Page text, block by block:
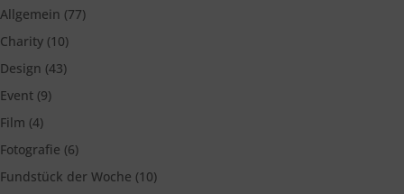
Allgemein (77)
Charity (10)
Design (43)
Event (9)
Film (4)
Fotografie (6)
Fundstück der Woche (10)